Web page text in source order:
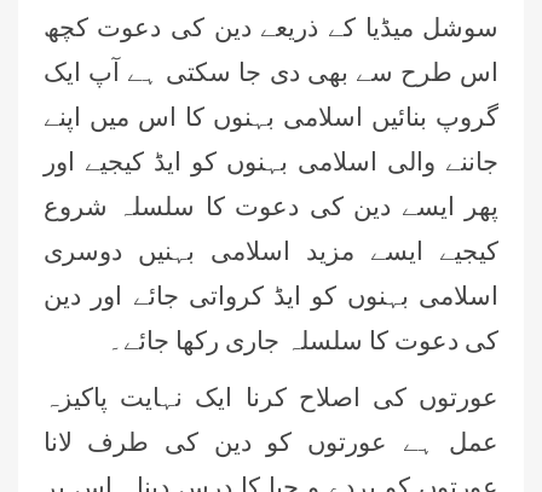
سوشل میڈیا کے ذریعے دین کی دعوت کچھ
اس طرح سے بھی دی جا سکتی ہے آپ ایک
گروپ بنائیں اسلامی بہنوں کا اس میں اپنے
جاننے والی اسلامی بہنوں کو ایڈ کیجیے اور
پھر ایسے دین کی دعوت کا سلسلہ شروع
کیجیے ایسے مزید اسلامی بہنیں دوسری
اسلامی بہنوں کو ایڈ کرواتی جائے اور دین
کی دعوت کا سلسلہ جاری رکھا جائے۔
عورتوں کی اصلاح کرنا ایک نہایت پاکیزہ
عمل ہے عورتوں کو دین کی طرف لانا